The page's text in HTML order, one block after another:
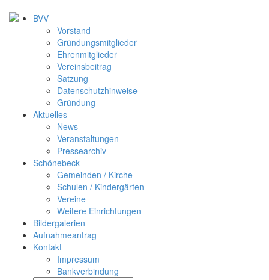
BVV
Vorstand
Gründungsmitglieder
Ehrenmitglieder
Vereinsbeitrag
Satzung
Datenschutzhinweise
Gründung
Aktuelles
News
Veranstaltungen
Pressearchiv
Schönebeck
Gemeinden / Kirche
Schulen / Kindergärten
Vereine
Weitere Einrichtungen
Bildergalerien
Aufnahmeantrag
Kontakt
Impressum
Bankverbindung